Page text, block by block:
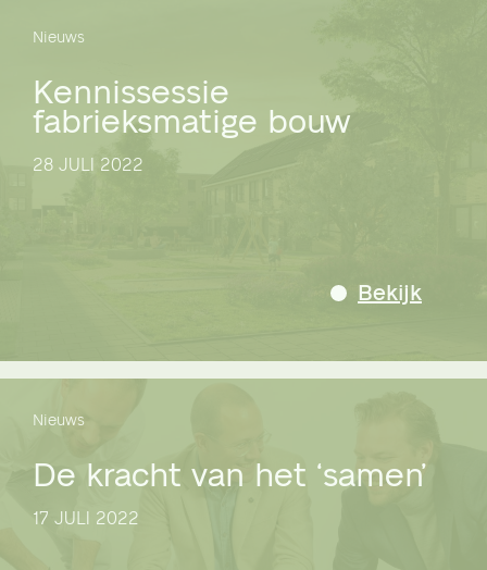
Nieuws
Kennissessie
fabrieksmatige bouw
28 JULI 2022
Bekijk
Nieuws
De kracht van het ‘samen’
17 JULI 2022